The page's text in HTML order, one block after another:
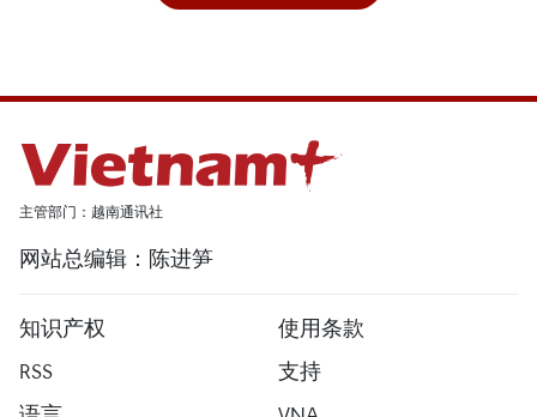
主管部门：越南通讯社
网站总编辑：陈进笋
知识产权
使用条款
RSS
支持